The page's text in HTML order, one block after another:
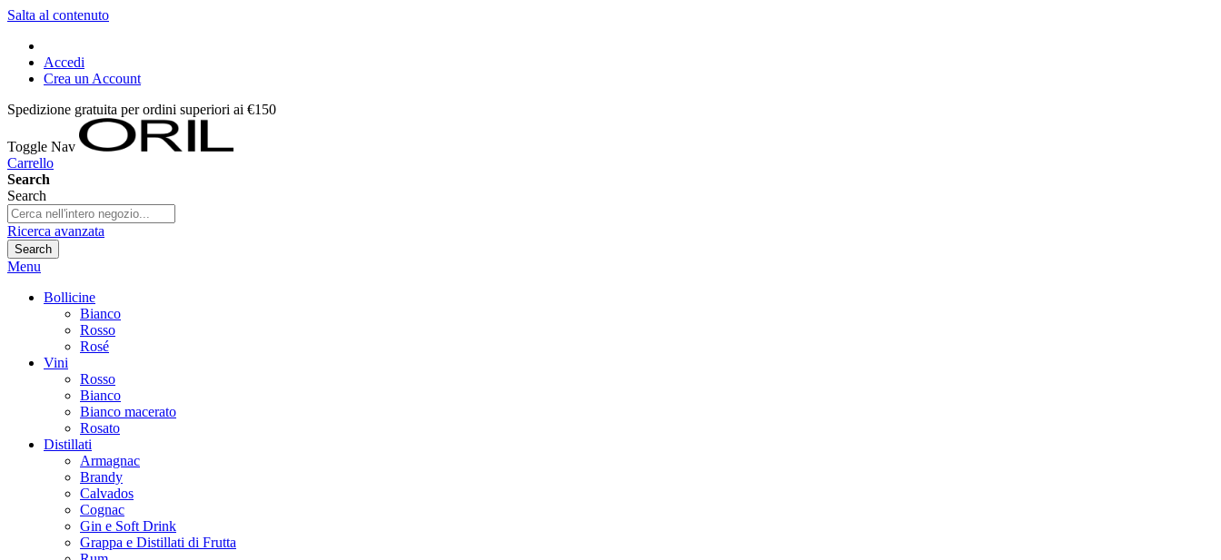
Salta al contenuto
Accedi
Crea un Account
Spedizione gratuita per ordini superiori ai €150
Toggle Nav
Carrello
Search
Search
Ricerca avanzata
Search
Menu
Bollicine
Bianco
Rosso
Rosé
Vini
Rosso
Bianco
Bianco macerato
Rosato
Distillati
Armagnac
Brandy
Calvados
Cognac
Gin e Soft Drink
Grappa e Distillati di Frutta